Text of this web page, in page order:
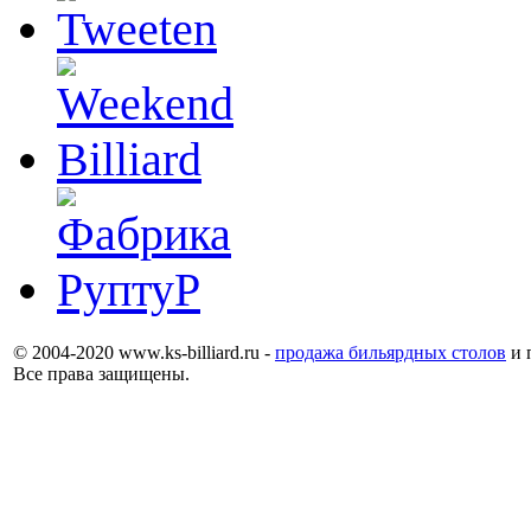
© 2004-2020 www.ks-billiard.ru - продажа бильярдных столов и
Все права защищены.